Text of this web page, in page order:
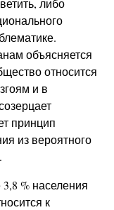
либо
объясняется
относится
и в
принцип
из вероятного
% населения
к